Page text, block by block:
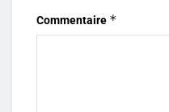
Commentaire *